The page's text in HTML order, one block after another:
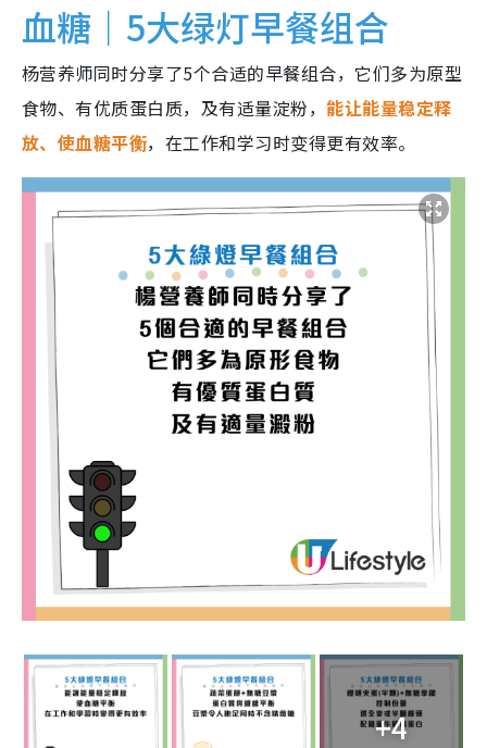
血糖｜5大绿灯早餐组合
杨营养师同时分享了5个合适的早餐组合，它们多为原型
食物、有优质蛋白质，及有适量淀粉， 能让能量稳定释
放、使血糖平衡，在工作和学习时变得更有效率。
+4